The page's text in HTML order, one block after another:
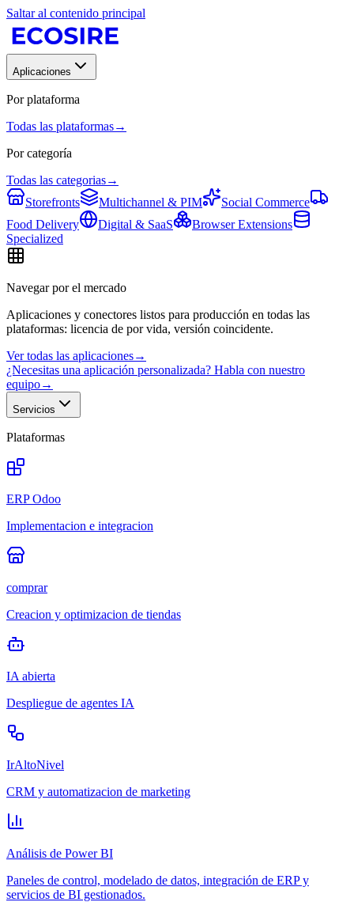
Saltar al contenido principal
Aplicaciones
Por plataforma
Todas las plataformas→
Por categoría
Todas las categorias→
Storefronts
Multichannel & PIM
Social Commerce
Food Delivery
Digital & SaaS
Browser Extensions
Specialized
Navegar por el mercado
Aplicaciones y conectores listos para producción en todas las
plataformas: licencia de por vida, versión coincidente.
Ver todas las aplicaciones→
¿Necesitas una aplicación personalizada? Habla con nuestro
equipo→
Servicios
Plataformas
ERP Odoo
Implementacion e integracion
comprar
Creacion y optimizacion de tiendas
IA abierta
Despliegue de agentes IA
IrAltoNivel
CRM y automatizacion de marketing
Análisis de Power BI
Paneles de control, modelado de datos, integración de ERP y
servicios de BI gestionados.